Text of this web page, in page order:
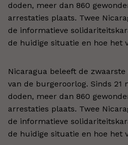
doden, meer dan 860
arrestaties plaats. Twee
de informatieve
de huidige situatie en hoe het
Nicaragua beleeft de
van de burgeroorlog. Sinds 21
doden, meer dan 860
arrestaties plaats. Twee
de informatieve
de huidige situatie en hoe het